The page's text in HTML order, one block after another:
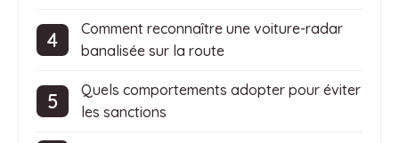
Comment reconnaître une voiture-radar
banalisée sur la route
Quels comportements adopter pour éviter
les sanctions